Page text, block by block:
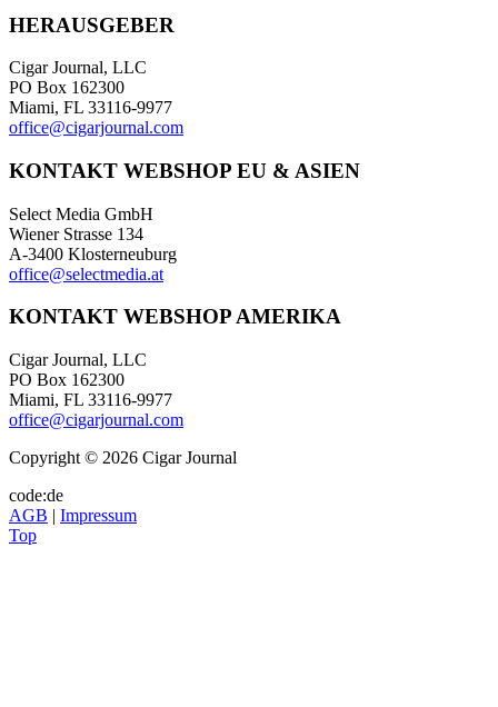
HERAUSGEBER
Cigar Journal, LLC
PO Box 162300
Miami, FL 33116-9977
office@cigarjournal.com
KONTAKT WEBSHOP EU & ASIEN
Select Media GmbH
Wiener Strasse 134
A-3400 Klosterneuburg
office@selectmedia.at
KONTAKT WEBSHOP AMERIKA
Cigar Journal, LLC
PO Box 162300
Miami, FL 33116-9977
office@cigarjournal.com
Copyright © 2026 Cigar Journal
code:de
AGB | Impressum
Top